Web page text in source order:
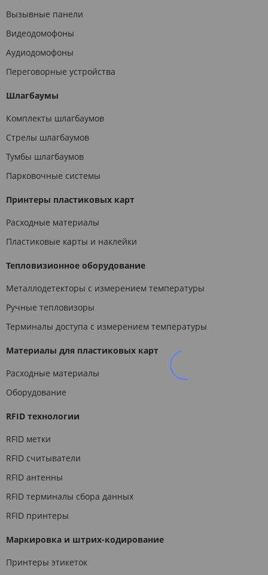
Вызывные панели
Видеодомофоны
Аудиодомофоны
Переговорные устройства
Шлагбаумы
Комплекты шлагбаумов
Стрелы шлагбаумов
Тумбы шлагбаумов
Парковочные системы
Принтеры пластиковых карт
Расходные материалы
Пластиковые карты и наклейки
Тепловизионное оборудование
Металлодетекторы с измерением температуры
Ручные тепловизоры
Терминалы доступа с измерением температуры
Материалы для пластиковых карт
Расходные материалы
Оборудование
RFID технологии
RFID метки
RFID считыватели
RFID антенны
RFID терминалы сбора данных
RFID принтеры
Маркировка и штрих-кодирование
Принтеры этикеток